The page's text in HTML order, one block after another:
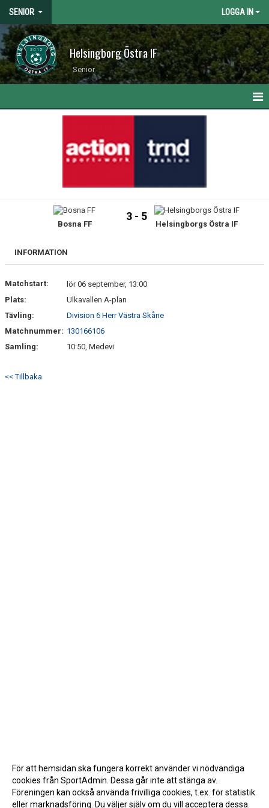
SENIOR LOGGA IN
Helsingborg Östra IF
Senior
BILDGALLERI
Bosna FF
3 - 5
Helsingborgs Östra IF
INFORMATION
Matchstart:
lör 06 september, 13:00
Plats:
Ulkavallen A-plan
Tävling:
Division 6 Herr Västra Skåne
Matchnummer: 130166106
Samling:
10:50, Medevi
<< Tillbaka
För att hemsidan ska fungera korrekt använder vi nödvändiga
cookies från SportAdmin. Dessa går inte att stänga av.
Föreningen kan också använda frivilliga cookies, t.ex. för statistik
eller marknadsföring. Du väljer själv om du vill acceptera dessa.